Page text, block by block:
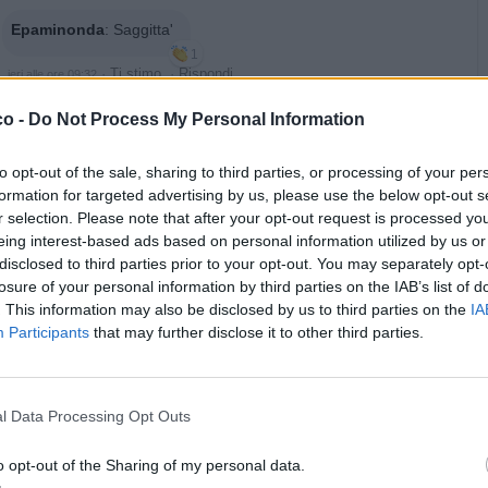
- Do Not Process My Personal Information
opt-out of the sale, sharing to third parties, or processing of your
for targeted advertising by us, please use the below opt-out
selection. Please note that after your opt-out request is processed
interest-based ads based on personal information utilized by us
to third parties prior to your opt-out. You may separately
of your personal information by third parties on the IAB’s list of
This information may also be disclosed by us to third parties on the
Participants that may further disclose it to other third parties.
Data Processing Opt Outs
opt-out of the Sharing of my personal data.
Epaminonda: Saggitta'
1
ieri alle ore 09:32·Ti stimo·Rispondi
Danilele:
ieri alle ore 10:28 Ti stimo ·Rispondi
Mauriwolf: Danilele buondì🍻
1
· Ti stimo Rispondi
nonnocucaracha Buon pomeriggio
1
ieri alle ore 16:58 Ti stimo